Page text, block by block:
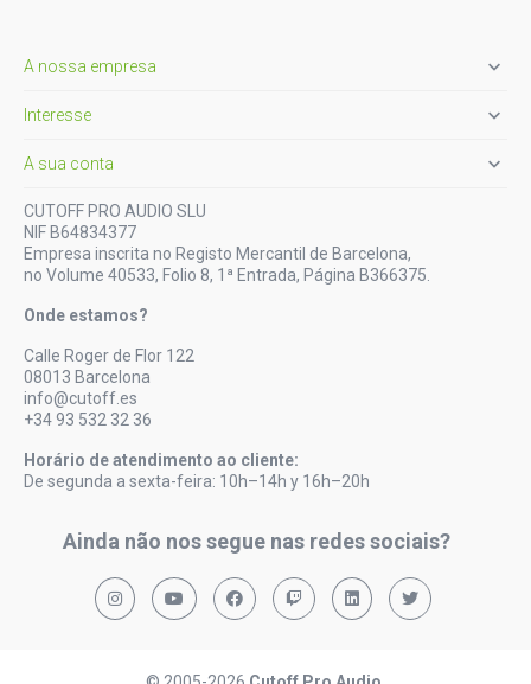
A nossa empresa 
Interesse 
A sua conta 
CUTOFF PRO AUDIO SLU
NIF B64834377
Empresa inscrita no Registo Mercantil de Barcelona,
no Volume 40533, Folio 8, 1ª Entrada, Página B366375.
Onde estamos?
Calle Roger de Flor 122
08013 Barcelona
info@cutoff.es
+34 93 532 32 36
Horário de atendimento ao cliente:
De segunda a sexta-feira: 10h–14h y 16h–20h
Ainda não nos segue nas redes sociais?